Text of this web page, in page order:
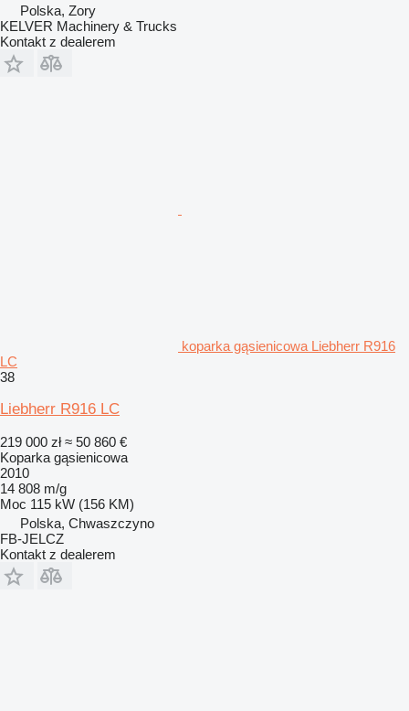
Polska, Zory
KELVER Machinery & Trucks
Kontakt z dealerem
koparka gąsienicowa Liebherr R916
LC
38
Liebherr R916 LC
219 000 zł ≈ 50 860 €
Koparka gąsienicowa
2010
14 808 m/g
Moc 115 kW (156 KM)
Polska, Chwaszczyno
FB-JELCZ
Kontakt z dealerem